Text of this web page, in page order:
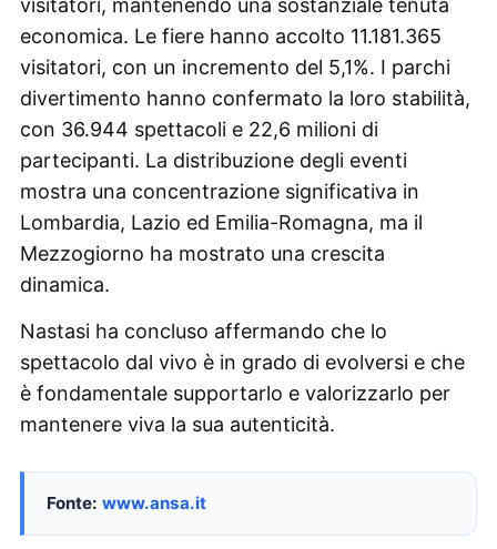
economica. Le fiere hanno accolto 11.181.365
visitatori, con un incremento del 5,1%. I parchi
divertimento hanno confermato la loro stabilità,
con 36.944 spettacoli e 22,6 milioni di
partecipanti. La distribuzione degli eventi
mostra una concentrazione significativa in
Lombardia, Lazio ed Emilia-Romagna, ma il
Mezzogiorno ha mostrato una crescita
dinamica.
Nastasi ha concluso affermando che lo
spettacolo dal vivo è in grado di evolversi e che
è fondamentale supportarlo e valorizzarlo per
mantenere viva la sua autenticità.
Fonte: www.ansa.it